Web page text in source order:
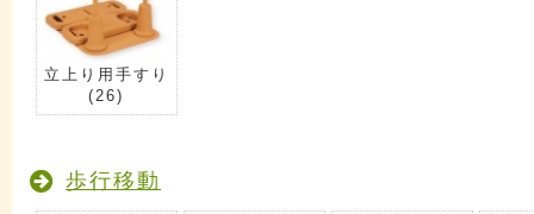
立上り用手すり
(26)
歩行移動